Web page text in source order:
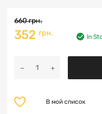
660грн.
352 грн. In
В мой список